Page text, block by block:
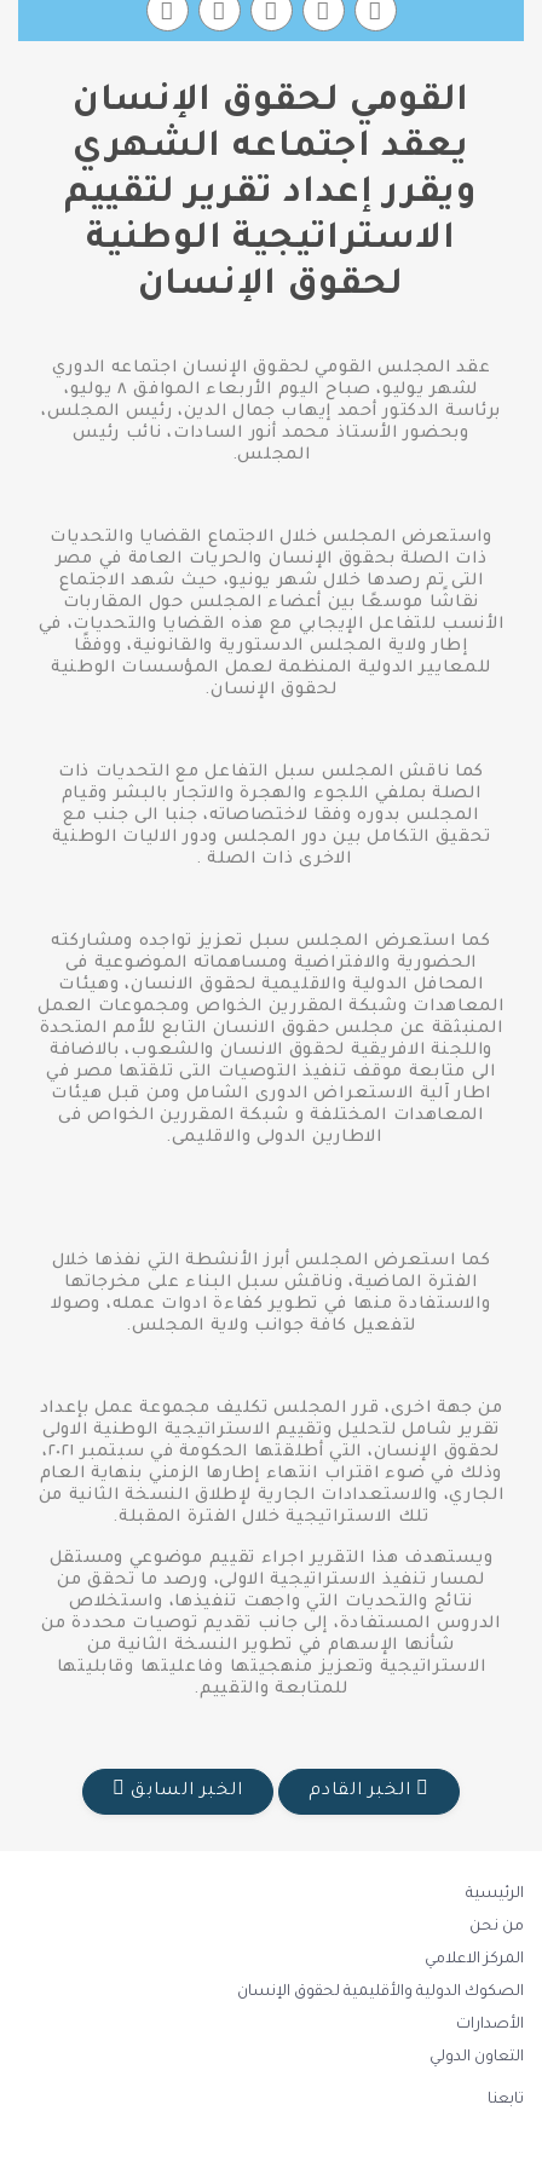
القومي لحقوق الإنسان
يعقد اجتماعه الشهري
ويقرر إعداد تقرير لتقييم
الاستراتيجية الوطنية
لحقوق الإنسان
عقد المجلس القومي لحقوق الإنسان اجتماعه الدوري
لشهر يوليو، صباح اليوم الأربعاء الموافق ٨ يوليو،
برئاسة الدكتور أحمد إيهاب جمال الدين، رئيس المجلس،
وبحضور الأستاذ محمد أنور السادات، نائب رئيس
المجلس.
واستعرض المجلس خلال الاجتماع القضايا والتحديات
ذات الصلة بحقوق الإنسان والحريات العامة في مصر
التى تم رصدها خلال شهر يونيو، حيث شهد الاجتماع
نقاشًا موسعًا بين أعضاء المجلس حول المقاربات
الأنسب للتفاعل الإيجابي مع هذه القضايا والتحديات، في
إطار ولاية المجلس الدستورية والقانونية، ووفقًا
للمعايير الدولية المنظمة لعمل المؤسسات الوطنية
لحقوق الإنسان.
كما ناقش المجلس سبل التفاعل مع التحديات ذات
الصلة بملفي اللجوء والهجرة والاتجار بالبشر وقيام
المجلس بدوره وفقا لاختصاصاته، جنبا الى جنب مع
تحقيق التكامل بين دور المجلس ودور الاليات الوطنية
الاخرى ذات الصلة .
كما استعرض المجلس سبل تعزيز تواجده ومشاركته
الحضورية والافتراضية ومساهماته الموضوعية فى
المحافل الدولية والاقليمية لحقوق الانسان، وهيئات
المعاهدات وشبكة المقررين الخواص ومجموعات العمل
المنبثقة عن مجلس حقوق الانسان التابع للأمم المتحدة
واللجنة الافريقية لحقوق الانسان والشعوب، بالاضافة
الى متابعة موقف تنفيذ التوصيات التى تلقتها مصر في
اطار آلية الاستعراض الدورى الشامل ومن قبل هيئات
المعاهدات المختلفة و شبكة المقررين الخواص فى
الاطارين الدولى والاقليمى.
كما استعرض المجلس أبرز الأنشطة التي نفذها خلال
الفترة الماضية، وناقش سبل البناء على مخرجاتها
والاستفادة منها في تطوير كفاءة ادوات عمله، وصولا
لتفعيل كافة جوانب ولاية المجلس.
من جهة اخرى، قرر المجلس تكليف مجموعة عمل بإعداد
تقرير شامل لتحليل وتقييم الاستراتيجية الوطنية الاولى
لحقوق الإنسان، التي أطلقتها الحكومة في سبتمبر ٢٠٢١،
وذلك في ضوء اقتراب انتهاء إطارها الزمني بنهاية العام
الجاري، والاستعدادات الجارية لإطلاق النسخة الثانية من
تلك الاستراتيجية خلال الفترة المقبلة.
ويستهدف هذا التقرير اجراء تقييم موضوعي ومستقل
لمسار تنفيذ الاستراتيجية الاولى، ورصد ما تحقق من
نتائج والتحديات التي واجهت تنفيذها، واستخلاص
الدروس المستفادة، إلى جانب تقديم توصيات محددة من
شأنها الإسهام في تطوير النسخة الثانية من
الاستراتيجية وتعزيز منهجيتها وفاعليتها وقابليتها
للمتابعة والتقييم.
الخبر القادم الخبر السابق
الرئيسية
من نحن
المركز الاعلامي
الصكوك الدولية والأقليمية لحقوق الإنسان
الأصدارات
التعاون الدولي
تابعنا